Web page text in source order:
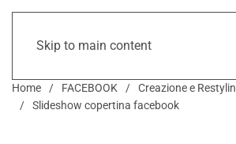
Skip to main content
Home FACEBOOK
Creazione e
Slideshow copertina facebook